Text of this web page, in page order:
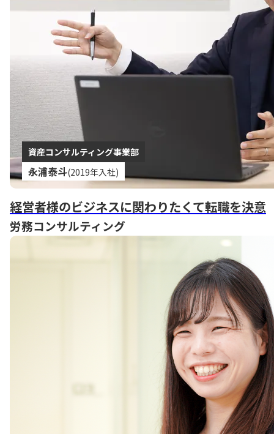
資産コンサルティング事業部
永浦泰斗(2019年入社)
経営者様のビジネスに関わりたくて転職を決意
労務コンサルティング